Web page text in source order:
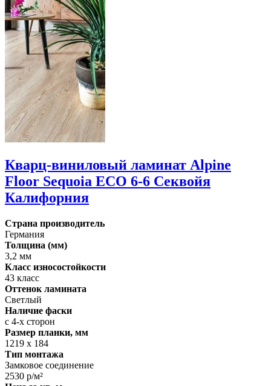
Кварц-виниловый ламинат Alpine
Floor Sequoia ECO 6-6 Секвойя
Калифорния
Страна производитель
Германия
Толщина (мм)
3,2 мм
Класс износостойкости
43 класс
Оттенок ламината
Светлый
Наличие фаски
с 4-х сторон
Размер планки, мм
1219 х 184
Тип монтажа
Замковое соединение
2530 р/м²